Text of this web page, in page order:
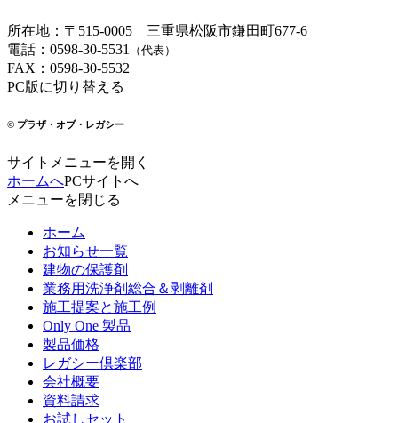
所在地 ： 〒515-0005 三重県松阪市鎌田町677-6
電話 ： 0598-30-5531 （代表）
FAX ： 0598-30-5532
PC版に切り替える
© プラザ・オブ・レガシー
サイトメニューを開く
ホームへPCサイトへ
メニューを閉じる
ホーム
お知らせ一覧
建物の保護剤
業務用洗浄剤総合＆剥離剤
施工提案と施工例
Only One 製品
製品価格
レガシー倶楽部
会社概要
資料請求
お試しセット